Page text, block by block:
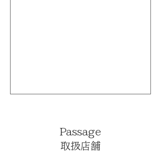
Passage
取扱店舗